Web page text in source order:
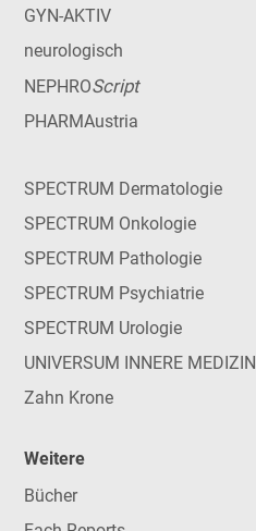
GYN-AKTIV
neurologisch
NEPHROScript
PHARMAustria
SPECTRUM Dermatologie
SPECTRUM Onkologie
SPECTRUM Pathologie
SPECTRUM Psychiatrie
SPECTRUM Urologie
UNIVERSUM INNERE MEDIZIN
Zahn Krone
Weitere
Bücher